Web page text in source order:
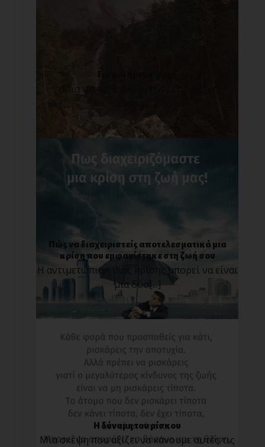
(Μια ιστορία που εμπνέει σε εποχή
Πώς να διαχειριστείς αποτελεσματικά μια
κρίση που εμφανίστηκε στη ζωή σου
Η αντιμετώπιση μιας κρίσης μπορεί να είναι
μια δύσ[...]
Η δύναμη του ρίσκου
Μια σκέψη που αξίζει να κάνουμε αυτές τις